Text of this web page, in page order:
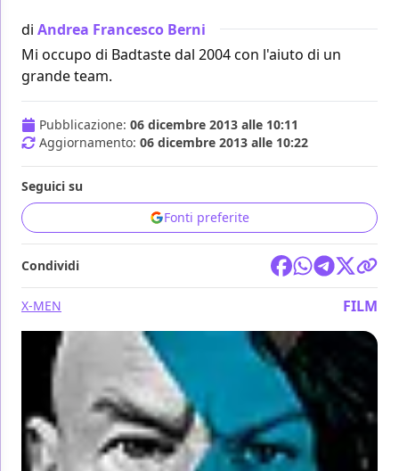
di Andrea Francesco Berni
Mi occupo di Badtaste dal 2004 con l'aiuto di un
grande team.
Pubblicazione: 06 dicembre 2013 alle 10:11
Aggiornamento: 06 dicembre 2013 alle 10:22
Seguici su
Fonti preferite
Condividi
X-MEN FILM